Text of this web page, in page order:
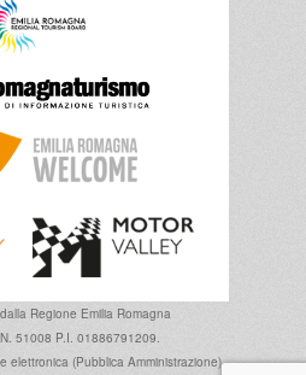
Regione Emilia Romagna
51008 P.I. 01886791209.
elettronica (Pubblica Amministrazione)